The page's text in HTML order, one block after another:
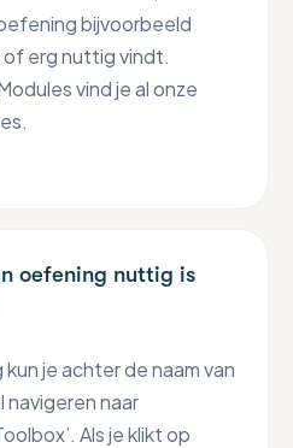
bijvoorbeeld
erg nuttig vindt.
vind je al onze
oefening nuttig is
je achter de naam van
naar
Als je klikt op